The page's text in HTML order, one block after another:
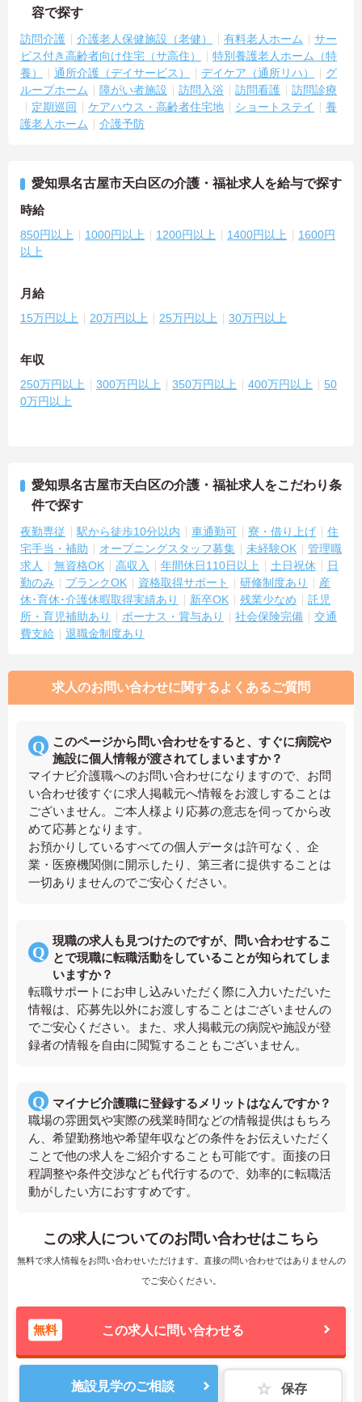
容で探す
訪問介護 介護老人保健施設（老健） 有料老人ホーム
サー
ビス付き高齢者向け住宅（サ高住）
特別養護老人ホーム（特
養）
通所介護（デイサービス） デイケア（通所リハ）
グ
ループホーム
障がい者施設 訪問入浴 訪問看護
訪問診療
定期巡回
ケアハウス・高齢者住宅地 ショートステイ
養
護老人ホーム
介護予防
愛知県名古屋市天白区の介護・福祉求人を給与で探す
時給
850円以上 1000円以上 1200円以上 1400円以上
1600円
以上
月給
15万円以上 20万円以上 25万円以上 30万円以上
年収
250万円以上 300万円以上 350万円以上 400万円以上
50
0万円以上
愛知県名古屋市天白区の介護・福祉求人をこだわり条
件で探す
夜勤専従 駅から徒歩10分以内 車通勤可 寮・借り上げ
住
宅手当・補助
オープニングスタッフ募集 未経験OK
管理職
求人
無資格OK 高収入 年間休日110日以上 土日祝休
日
勤のみ
ブランクOK 資格取得サポート 研修制度あり
産
休･育休･介護休暇取得実績あり
新卒OK 残業少なめ
託児
所・育児補助あり
ボーナス・賞与あり 社会保険完備
交通
費支給
退職金制度あり
求人のお問い合わせに関するよくあるご質問
このページから問い合わせをすると、すぐに病院や
施設に個人情報が渡されてしまいますか？
マイナビ介護職へのお問い合わせになりますので、お問
い合わせ後すぐに求人掲載元へ情報をお渡しすることは
ございません。ご本人様より応募の意志を伺ってから改
めて応募となります。
お預かりしているすべての個人データは許可なく、企
業・医療機関側に開示したり、第三者に提供することは
一切ありませんのでご安心ください。
現職の求人も見つけたのですが、問い合わせするこ
とで現職に転職活動をしていることが知られてしま
いますか？
転職サポートにお申し込みいただく際に入力いただいた
情報は、応募先以外にお渡しすることはございませんの
でご安心ください。また、求人掲載元の病院や施設が登
録者の情報を自由に閲覧することもございません。
マイナビ介護職に登録するメリットはなんですか？
職場の雰囲気や実際の残業時間などの情報提供はもちろ
ん、希望勤務地や希望年収などの条件をお伝えいただく
ことで他の求人をご紹介することも可能です。面接の日
程調整や条件交渉なども代行するので、効率的に転職活
動がしたい方におすすめです。
この求人についてのお問い合わせはこちら
無料で求人情報をお問い合わせいただけます。直接の問い合わせではありませんの
でご安心ください。
無料 この求人に問い合わせる
施設見学のご相談 保存